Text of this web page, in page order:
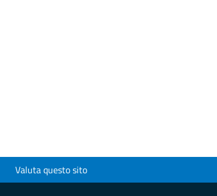
Valuta questo sito